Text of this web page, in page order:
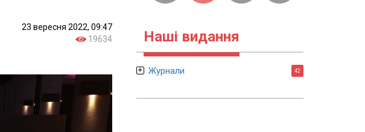
23 вересня 2022, 09:47
19634
Наші видання
Журнали 42